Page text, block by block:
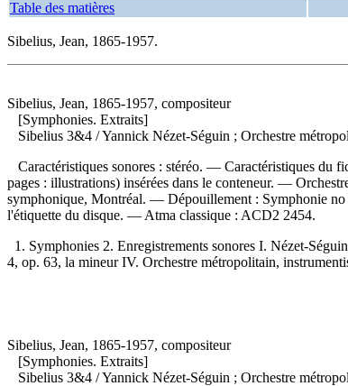
Table des matières
Sibelius, Jean, 1865-1957.
Sibelius, Jean, 1865-1957, compositeur
[Symphonies. Extraits]
Sibelius 3&4 / Yannick Nézet-Séguin ; Orchestre
Caractéristiques sonores : stéréo. — Caractéristiques du
pages : illustrations) insérées dans le conteneur. —
symphonique, Montréal. — Dépouillement : Symphonie
l'étiquette du disque. — Atma classique : ACD2 2454.
1. Symphonies 2. Enregistrements sonores I. Nézet-
4, op. 63, la mineur IV. Orchestre métropolitain,
Sibelius, Jean, 1865-1957, compositeur
[Symphonies. Extraits]
Sibelius 3&4 / Yannick Nézet-Séguin ; Orchestre